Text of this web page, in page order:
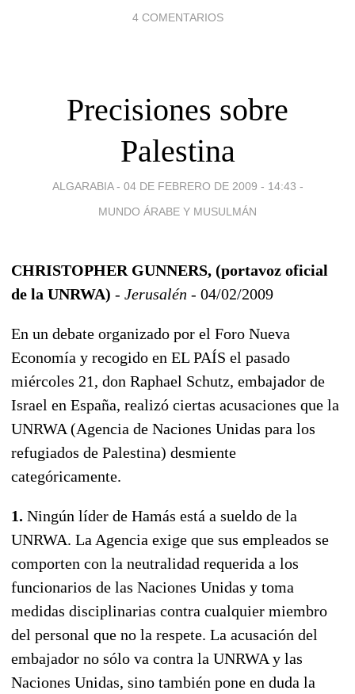
4 COMENTARIOS
Precisiones sobre
Palestina
ALGARABIA - 04 DE FEBRERO DE 2009 - 14:43 -
MUNDO ÁRABE Y MUSULMÁN
CHRISTOPHER GUNNERS, (portavoz oficial
de la UNRWA) - Jerusalén - 04/02/2009
En un debate organizado por el Foro Nueva
Economía y recogido en EL PAÍS el pasado
miércoles 21, don Raphael Schutz, embajador de
Israel en España, realizó ciertas acusaciones que la
UNRWA (Agencia de Naciones Unidas para los
refugiados de Palestina) desmiente
categóricamente.
1. Ningún líder de Hamás está a sueldo de la
UNRWA. La Agencia exige que sus empleados se
comporten con la neutralidad requerida a los
funcionarios de las Naciones Unidas y toma
medidas disciplinarias contra cualquier miembro
del personal que no la respete. La acusación del
embajador no sólo va contra la UNRWA y las
Naciones Unidas, sino también pone en duda la